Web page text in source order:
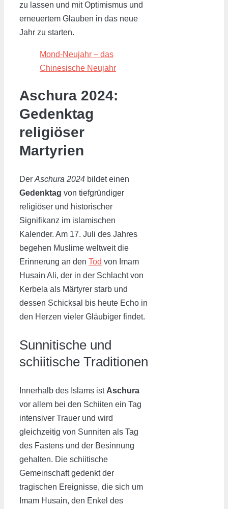
zu lassen und mit Optimismus und
erneuertem Glauben in das neue
Jahr zu starten.
Mond-Neujahr – das
Chinesische Neujahr
Aschura 2024:
Gedenktag
religiöser
Martyrien
Der Aschura 2024 bildet einen
Gedenktag von tiefgründiger
religiöser und historischer
Signifikanz im islamischen
Kalender. Am 17. Juli des Jahres
begehen Muslime weltweit die
Erinnerung an den Tod von Imam
Husain Ali, der in der Schlacht von
Kerbela als Märtyrer starb und
dessen Schicksal bis heute Echo in
den Herzen vieler Gläubiger findet.
Sunnitische und
schiitische Traditionen
Innerhalb des Islams ist Aschura
vor allem bei den Schiiten ein Tag
intensiver Trauer und wird
gleichzeitig von Sunniten als Tag
des Fastens und der Besinnung
gehalten. Die schiitische
Gemeinschaft gedenkt der
tragischen Ereignisse, die sich um
Imam Husain, den Enkel des